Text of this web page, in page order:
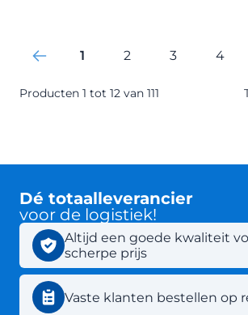
Je leest momenteel
1 Pagina
2 Pagina
3 4
Producten 1 tot 12 van 111
Dé totaalleverancier
voor de logistiek!
Altijd een goede kwaliteit
scherpe prijs
Vaste klanten bestellen op